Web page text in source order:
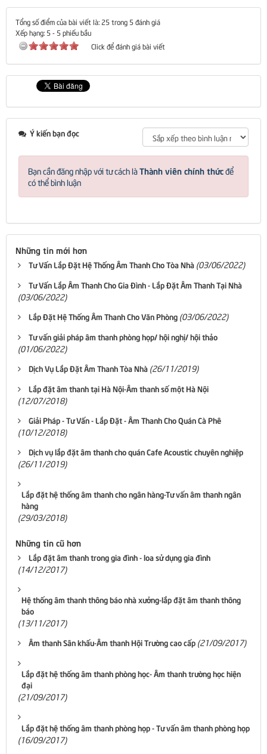
Tổng số điểm của bài viết là: 25 trong 5 đánh giá
Xếp hạng: 5- 5phiếu bầu
Click để đánh giá bài viết
Ý kiến bạn đọc
Bạn cần đăng nhập với tư cách làThành viên chính thứcđể
có thể bình luận
Những tin mới hơn
Tư Vấn Lắp Đặt Hệ Thống Âm Thanh Cho Tòa Nhà (03/06/2022)
Tư Vấn Lắp Âm Thanh Cho Gia Đình - Lắp Đặt Âm Thanh Tại Nhà
(03/06/2022)
Lắp Đặt Hệ Thống Âm Thanh Cho Văn Phòng (03/06/2022)
Tư vấn giải pháp âm thanh phòng họp/ hội nghị/ hội thảo
(01/06/2022)
Dịch Vụ Lắp Đặt Âm Thanh Tòa Nhà (26/11/2019)
Lắp đặt âm thanh tại Hà Nội-Âm thanh số một Hà Nội
(12/07/2018)
Giải Pháp - Tư Vấn - Lắp Đặt - Âm Thanh Cho Quán Cà Phê
(10/12/2018)
Dịch vụ lắp đặt âm thanh cho quán Cafe Acoustic chuyên nghiệp
(26/11/2019)
Lắp đặt hệ thống âm thanh cho ngân hàng-Tư vấn âm thanh ngân
hàng
(29/03/2018)
Những tin cũ hơn
Lắp đặt âm thanh trong gia đình - loa sử dụng gia đình
(14/12/2017)
Hệ thống âm thanh thông báo nhà xưởng-lắp đặt âm thanh thông
báo
(13/11/2017)
Âm thanh Sân khấu-Âm thanh Hội Trường cao cấp (21/09/2017)
Lắp đặt hệ thống âm thanh phòng học- Âm thanh trường học hiện
đại
(21/09/2017)
Lắp đặt hệ thống âm thanh phòng họp - Tư vấn âm thanh phòng họp
(16/09/2017)